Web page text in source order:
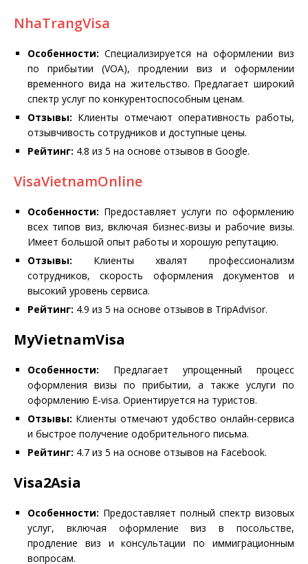
NhaTrangVisa
Особенности: Специализируется на оформлении виз
по прибытии (VOA), продлении виз и оформлении
временного вида на жительство. Предлагает широкий
спектр услуг по конкурентоспособным ценам.
Отзывы: Клиенты отмечают оперативность работы,
отзывчивость сотрудников и доступные цены.
Рейтинг: 4.8 из 5 на основе отзывов в Google.
VisaVietnamOnline
Особенности: Предоставляет услуги по оформлению
всех типов виз, включая бизнес-визы и рабочие визы.
Имеет большой опыт работы и хорошую репутацию.
Отзывы: Клиенты хвалят профессионализм
сотрудников, скорость оформления документов и
высокий уровень сервиса.
Рейтинг: 4.9 из 5 на основе отзывов в TripAdvisor.
MyVietnamVisa
Особенности: Предлагает упрощенный процесс
оформления визы по прибытии, а также услуги по
оформлению E-visa. Ориентируется на туристов.
Отзывы: Клиенты отмечают удобство онлайн-сервиса
и быстрое получение одобрительного письма.
Рейтинг: 4.7 из 5 на основе отзывов на Facebook.
Visa2Asia
Особенности: Предоставляет полный спектр визовых
услуг, включая оформление виз в посольстве,
продление виз и консультации по иммиграционным
вопросам.